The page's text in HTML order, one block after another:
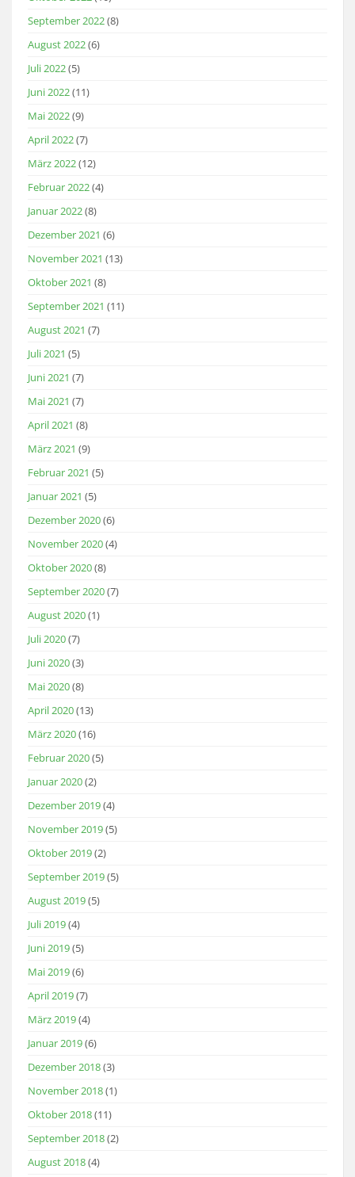
September 2022(8)
August 2022(6)
Juli 2022(5)
Juni 2022(11)
Mai 2022(9)
April 2022(7)
März 2022(12)
Februar 2022(4)
Januar 2022(8)
Dezember 2021 (6)
November 2021 (13)
Oktober 2021 (8)
September 2021 (11)
August 2021 (7)
Juli 2021 (5)
Juni 2021 (7)
Mai 2021 (7)
April 2021 (8)
März 2021 (9)
Februar 2021 (5)
Januar 2021 (5)
Dezember 2020(6)
November 2020(4)
Oktober 2020(8)
September 2020(7)
August 2020(1)
Juli 2020(7)
Juni 2020(3)
Mai 2020(8)
April 2020(13)
März 2020(16)
Februar 2020(5)
Januar 2020(2)
Dezember 2019(4)
November 2019(5)
Oktober 2019(2)
September 2019(5)
August 2019(5)
Juli 2019(4)
Juni 2019(5)
Mai 2019(6)
April 2019(7)
März 2019(4)
Januar 2019(6)
Dezember 2018(3)
November 2018(1)
Oktober 2018(11)
September 2018(2)
August 2018(4)